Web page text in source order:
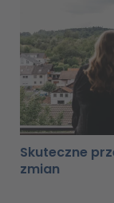
Skuteczne
zmian